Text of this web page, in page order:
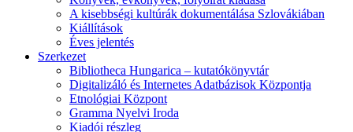
A kisebbségi kultúrák dokumentálása Szlovákiában
Kiállítások
Éves jelentés
Szerkezet
Bibliotheca Hungarica – kutatókönyvtár
Digitalizáló és Internetes Adatbázisok Központja
Etnológiai Központ
Gramma Nyelvi Iroda
Kiadói részleg